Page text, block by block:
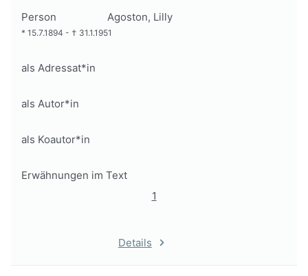
Person Agoston, Lilly
* 15.7.1894 - † 31.1.1951
als Adressat*in
als Autor*in
als Koautor*in
Erwähnungen im Text
1
Details